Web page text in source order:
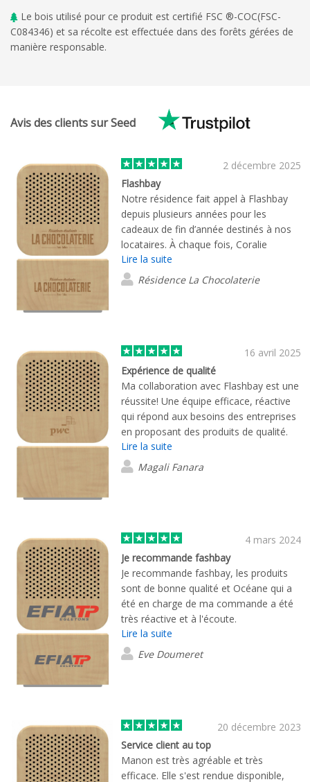
Le bois utilisé pour ce produit est certifié FSC ®-COC(FSC-
C084346) et sa récolte est effectuée dans des forêts gérées de
manière responsable.
Avis des clients sur Seed
2 décembre 2025
Flashbay
Notre résidence fait appel à Flashbay
depuis plusieurs années pour les
cadeaux de fin d’année destinés à nos
locataires. À chaque fois, Coralie
Lecomte prend le temps d’échanger
avec nous afin de bien cerner nos
besoins et nous accompagne depuis le
Lire la suite
Résidence La Chocolaterie
16 avril 2025
Expérience de qualité
Ma collaboration avec Flashbay est une
réussite! Une équipe efficace, réactive
qui répond aux besoins des entreprises
en proposant des produits de qualité.
Lire la suite
Magali Fanara
4 mars 2024
Je recommande fashbay
Je recommande fashbay, les produits
sont de bonne qualité et Océane qui a
été en charge de ma commande a été
très réactive et à l'écoute.
Lire la suite
Eve Doumeret
20 décembre 2023
Service client au top
Manon est très agréable et très
efficace. Elle s'est rendue disponible,